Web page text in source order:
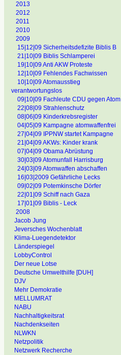
2013
2012
2011
2010
2009
15|12|09 Sicherheitsdefizite Biblis B
21|10|09 Biblis Schlamperei
19|10|09 Anti AKW Proteste
12|10|09 Fehlendes Fachwissen
10|10|09 Atomausstieg
verantwortungslos
09|10|09 Fachleute CDU gegen Atom
22|08|09 Strahlenschutz
08|06|09 Kinderkrebsregister
04|05|09 Kampagne atomwaffenfrei
27|04|09 IPPNW startet Kampagne
21|04|09 AKWs: Kinder krank
07|04|09 Obama Abrüstung
30|03|09 Atomunfall Harrisburg
24|03|09 Atomwaffen abschaffen
16|03|2009 Gefährliche Lecks
09|02|09 Potemkinsche Dörfer
22|01|09 Schiff nach Gaza
17|01|09 Biblis - Leck
2008
Jacob Jung
Jeversches Wochenblatt
Klima-Luegendetektor
Länderspiegel
LobbyControl
Der neue Lotse
Deutsche Umwelthilfe [DUH]
DJV
Mehr Demokratie
MELLUMRAT
NABU
Nachhaltigkeitsrat
Nachdenkseiten
NLWKN
Netzpolitik
Netzwerk Recherche